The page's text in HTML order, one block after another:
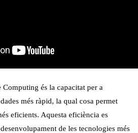
és la capacitat per a
més ràpid, la qual cosa permet
eficients. Aquesta eficiència es
de les tecnologies més